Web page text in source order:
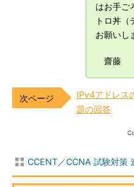
はお手ご
トロ丼
お願いし
齋藤
IPv4アドレス
題の回答
CCENT／CCNA 試験対策